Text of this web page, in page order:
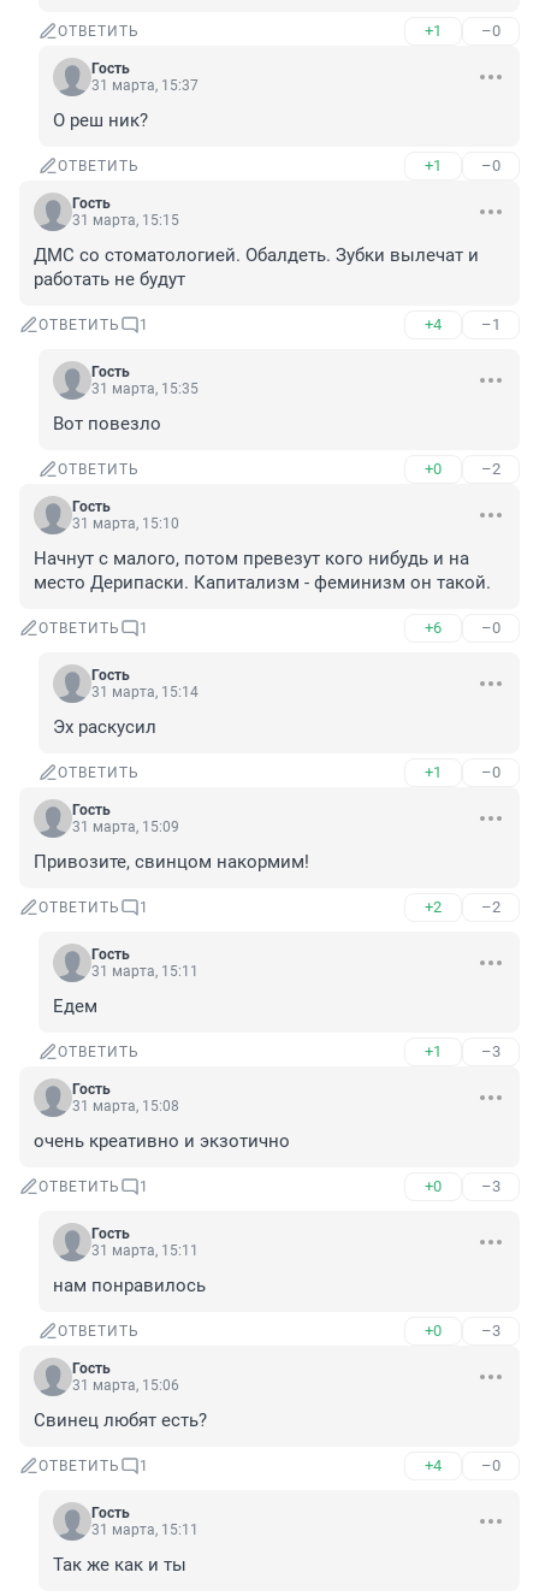
ОТВЕТИТЬ +1 –0
Гость
31 марта, 15:37
О реш ник?
ОТВЕТИТЬ +1 –0
Гость
31 марта, 15:15
ДМС со стоматологией. Обалдеть. Зубки вылечат и
работать не будут
ОТВЕТИТЬ 1 +4 –1
Гость
31 марта, 15:35
Вот повезло
ОТВЕТИТЬ +0 –2
Гость
31 марта, 15:10
Начнут с малого, потом превезут кого нибудь и на
место Дерипаски. Капитализм - феминизм он такой.
ОТВЕТИТЬ 1 +6 –0
Гость
31 марта, 15:14
Эх раскусил
ОТВЕТИТЬ +1 –0
Гость
31 марта, 15:09
Привозите, свинцом накормим!
ОТВЕТИТЬ 1 +2 –2
Гость
31 марта, 15:11
Едем
ОТВЕТИТЬ +1 –3
Гость
31 марта, 15:08
очень креативно и экзотично
ОТВЕТИТЬ 1 +0 –3
Гость
31 марта, 15:11
нам понравилось
ОТВЕТИТЬ +0 –3
Гость
31 марта, 15:06
Свинец любят есть?
ОТВЕТИТЬ 1 +4 –0
Гость
31 марта, 15:11
Так же как и ты